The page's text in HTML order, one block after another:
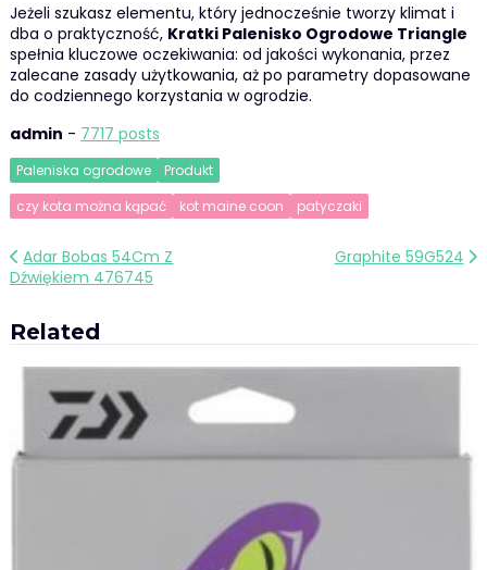
Jeżeli szukasz elementu, który jednocześnie tworzy klimat i
dba o praktyczność, Kratki Palenisko Ogrodowe Triangle
spełnia kluczowe oczekiwania: od jakości wykonania, przez
zalecane zasady użytkowania, aż po parametry dopasowane
do codziennego korzystania w ogrodzie.
admin - 7717 posts
Paleniska ogrodowe
Produkt
czy kota można kąpać
kot maine coon patyczaki
Nawigacja
wpisu
Adar Bobas 54Cm Z
Dźwiękiem 476745
Graphite 59G524
Related